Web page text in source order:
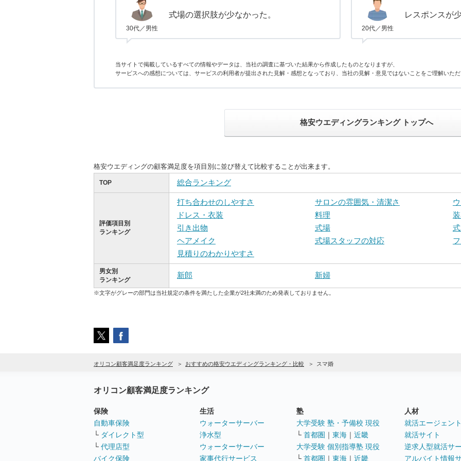
30代／男性
式場の選択肢が少なかった。
20代／男性
レスポンスが
当サイトで掲載しているすべての情報やデータは、当社の調査に基づいた結果から作成したものとなりますが、
サービスへの感想については、サービスの利用者が提出された見解・感想となっており、当社の見解・意見ではないことをご理解いた
格安ウエディングランキング トップへ
格安ウエディングの顧客満足度を項目別に並び替えて比較することが出来ます。
TOP 総合ランキング
評価項目別
ランキング
打ち合わせのしやすさ サロンの雰囲気・清潔さ
ドレス・衣装
料理
引き出物
式場
ヘアメイク
式場スタッフの対応
見積りのわかりやすさ
男女別
ランキング
新郎 新婦
※文字がグレーの部門は当社規定の条件を満たした企業が2社未満のため発表しておりません。
オリコン顧客満足度ランキング おすすめの格安ウエディングランキング・比較 スマ婚
オリコン顧客満足度ランキング
保険
自動車保険
└ ダイレクト型
└ 代理店型
バイク保険
生活
ウォーターサーバー
浄水型
ウォーターサーバー
家事代行サービス
塾
大学受験 塾・予備校 現役
└ 首都圏 ｜ 東海 ｜ 近畿
大学受験 個別指導塾 現役
└ 首都圏 ｜ 東海 ｜ 近畿
人材
就活エージェン
就活サイト
逆求人型就活サ
アルバイト情報